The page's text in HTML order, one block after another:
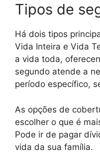
Tipos de
Há dois tipos
Vida Inteira e Vida
a vida toda,
segundo atende a
período específico,
As opções de
escolher o que é
Pode ir de pagar
vida da sua família.